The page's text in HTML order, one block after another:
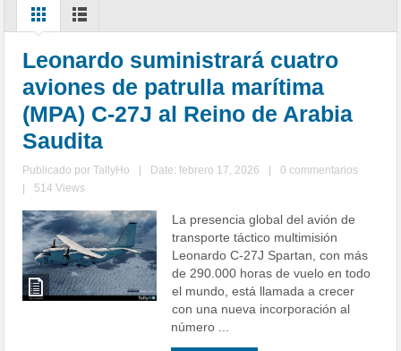
Leonardo suministrará cuatro
aviones de patrulla marítima
(MPA) C-27J al Reino de Arabia
Saudita
Publicado porTallyHo Date: febrero 17, 2026
0 commentarios
514 Views
La presencia global del avión de
transporte táctico multimisión
Leonardo C-27J Spartan, con más
de 290.000 horas de vuelo en todo
el mundo, está llamada a crecer
con una nueva incorporación al
número ...